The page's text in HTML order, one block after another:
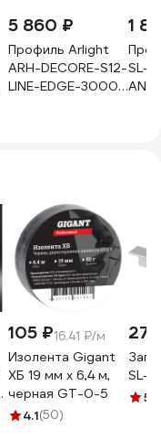
5 860 ₽
Профиль Arlight
ARH-DECORE-S12-
LINE-EDGE-3000
1
SL-
105 ₽16.41 ₽/м
Изолента Gigant
ХБ 19 мм х 6,4 м,
черная GT-0-5
4.1(50)
SL-
5